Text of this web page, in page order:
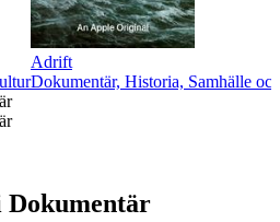
Adrift
Dokumentär, Historia, Samhälle
Dokumentär